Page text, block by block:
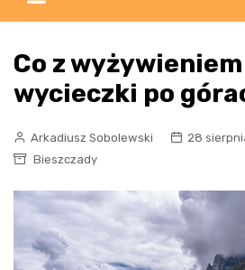
Co z
wycieczki po
Arkadiusz Sobolewski
28
Bieszczady